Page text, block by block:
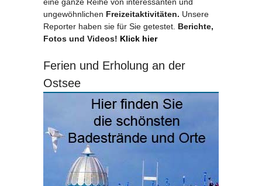
eine ganze Reihe von interessanten und
ungewöhnlichen Freizeitaktivitäten. Unsere
Reporter haben sie für Sie getestet. Berichte,
Fotos und Videos! Klick hier
Ferien und Erholung an der
Ostsee